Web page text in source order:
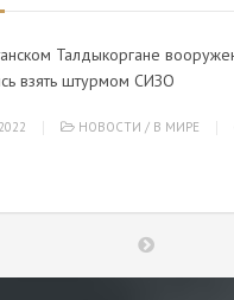
Талдыкоргане
взять штурмом СИЗО
НОВОСТИ / В МИРЕ